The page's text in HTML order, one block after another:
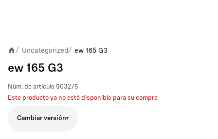
/ Uncategorized/ ew 165 G3
ew 165 G3
Núm. de artículo 503275
Este producto ya no está disponible para su compra
Cambiar versión